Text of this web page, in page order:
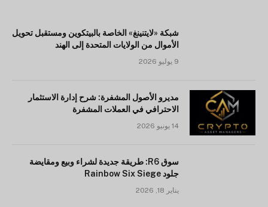
شبكة «لايتنينغ» الخاصة بالبيتكوين ومستقبل تحويل
الأموال من الولايات المتحدة إلى الهند
9 يوليو 2026
مديرو الأصول المشفرة: شرح إدارة الاستثمار
الاحترافي في العملات المشفرة
14 يونيو 2026
سوق R6: طريقة جديدة لشراء وبيع ومقايضة
جلود Rainbow Six Siege
يناير 18, 2026